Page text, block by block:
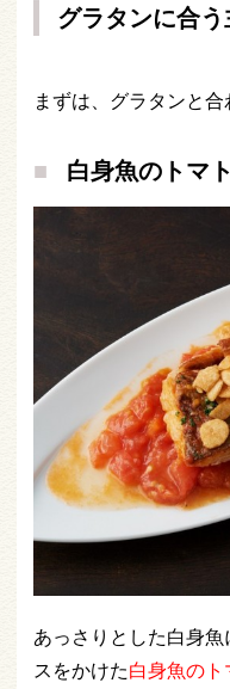
グラタンに合
まずは、グラタンと合
白身魚のトマ
あっさりとした白身
スをかけた白身魚の